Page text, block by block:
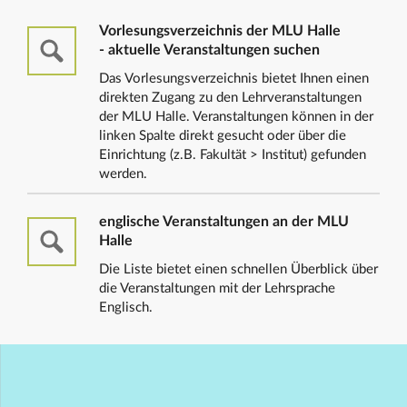
Vorlesungsverzeichnis der MLU Halle
- aktuelle Veranstaltungen suchen
Das Vorlesungsverzeichnis bietet Ihnen einen
direkten Zugang zu den Lehrveranstaltungen
der MLU Halle. Veranstaltungen können in der
linken Spalte direkt gesucht oder über die
Einrichtung (z.B. Fakultät > Institut) gefunden
werden.
englische Veranstaltungen an der MLU
Halle
Die Liste bietet einen schnellen Überblick über
die Veranstaltungen mit der Lehrsprache
Englisch.